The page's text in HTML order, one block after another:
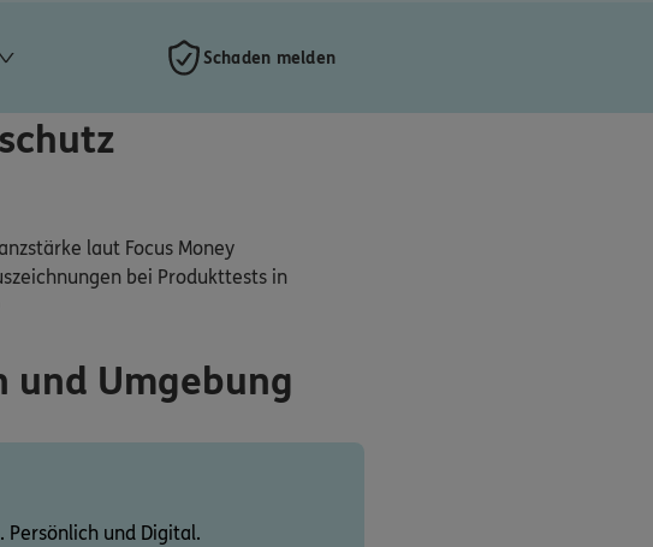
Schaden melden
laut Focus Money
bei Produkttests in
und Umgebung
Persönlich und Digital.